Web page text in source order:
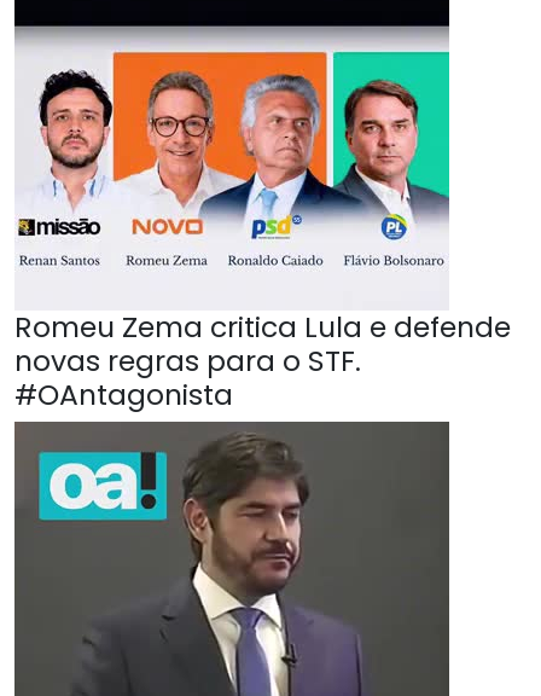
Romeu Zema critica Lula e defende
novas regras para o STF.
#OAntagonista